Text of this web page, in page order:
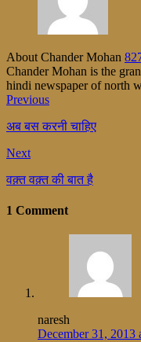
About Chander Mohan
Chander Mohan is the
hindi newspaper of north
Previous
अब बस करनी चाहिए
Next
वक़्त वक़्त की बात है
1 Comment
naresh
December 31, 2013